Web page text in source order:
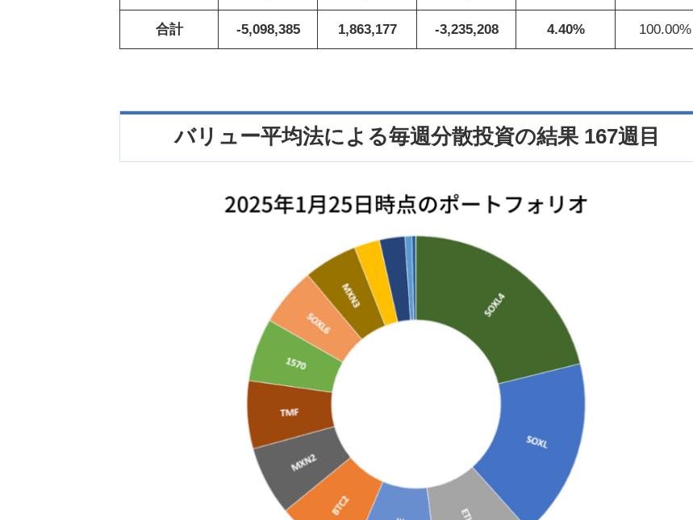
合計 -5,098,385 1,863,177 -3,235,208 4.40% 100.00%
バリュー平均法による毎週分散投資の結果 167週目